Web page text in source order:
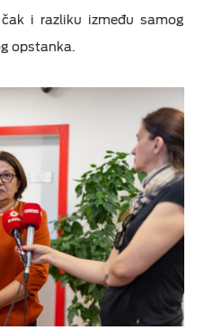
i razliku između samog
opstanka.